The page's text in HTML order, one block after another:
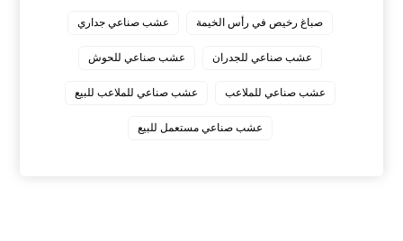
صباغ رخيص في رأس الخيمة عشب صناعي جداري
عشب صناعي للجدران عشب صناعي للحوش
عشب صناعي للملاعب عشب صناعي للملاعب للبيع
عشب صناعي مستعمل للبيع